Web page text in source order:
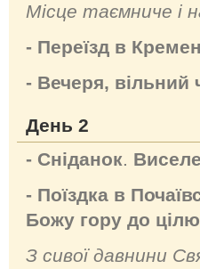
Місце таємниче і
- Переїзд в
- Вечеря, вільний
День 2
- Сніданок.
- Поїздка в
Божу гору до
З сивої давнини